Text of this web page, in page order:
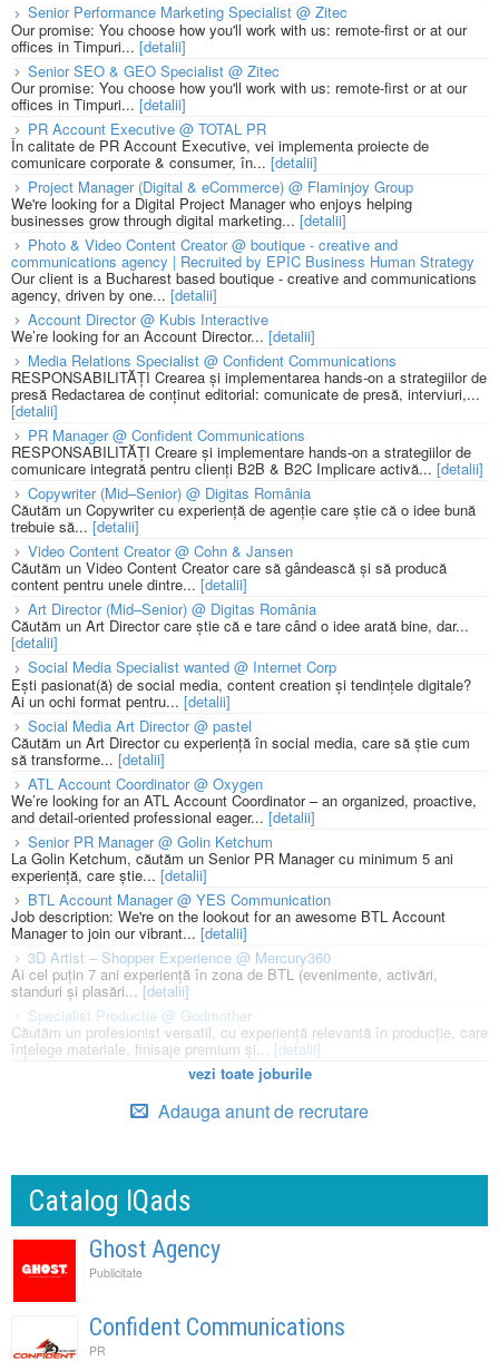
Senior Performance Marketing Specialist @ Zitec
Our promise: You choose how you'll work with us: remote-first or at our
offices in Timpuri... [detalii]
Senior SEO & GEO Specialist @ Zitec
Our promise: You choose how you'll work with us: remote-first or at our
offices in Timpuri... [detalii]
PR Account Executive @ TOTAL PR
În calitate de PR Account Executive, vei implementa proiecte de
comunicare corporate & consumer, în... [detalii]
Project Manager (Digital & eCommerce) @ Flaminjoy Group
We're looking for a Digital Project Manager who enjoys helping
businesses grow through digital marketing... [detalii]
Photo & Video Content Creator @ boutique - creative and
communications agency | Recruited by EPIC Business Human Strategy
Our client is a Bucharest based boutique - creative and communications
agency, driven by one... [detalii]
Account Director @ Kubis Interactive
We’re looking for an Account Director... [detalii]
Media Relations Specialist @ Confident Communications
RESPONSABILITĂȚI Crearea și implementarea hands-on a strategiilor de
presă Redactarea de conținut editorial: comunicate de presă, interviuri,...
[detalii]
PR Manager @ Confident Communications
RESPONSABILITĂȚI Creare și implementare hands-on a strategiilor de
comunicare integrată pentru clienți B2B & B2C Implicare activă... [detalii]
Copywriter (Mid–Senior) @ Digitas România
Căutăm un Copywriter cu experiență de agenție care știe că o idee bună
trebuie să... [detalii]
Video Content Creator @ Cohn & Jansen
Căutăm un Video Content Creator care să gândească și să producă
content pentru unele dintre... [detalii]
Art Director (Mid–Senior) @ Digitas România
Căutăm un Art Director care știe că e tare când o idee arată bine, dar...
[detalii]
Social Media Specialist wanted @ Internet Corp
Ești pasionat(ă) de social media, content creation și tendințele digitale?
Ai un ochi format pentru... [detalii]
Social Media Art Director @ pastel
Căutăm un Art Director cu experiență în social media, care să știe cum
să transforme... [detalii]
ATL Account Coordinator @ Oxygen
We’re looking for an ATL Account Coordinator – an organized, proactive,
and detail-oriented professional eager... [detalii]
Senior PR Manager @ Golin Ketchum
La Golin Ketchum, căutăm un Senior PR Manager cu minimum 5 ani
experiență, care știe... [detalii]
BTL Account Manager @ YES Communication
Job description: We're on the lookout for an awesome BTL Account
Manager to join our vibrant... [detalii]
3D Artist – Shopper Experience @ Mercury360
Ai cel puțin 7 ani experiență în zona de BTL (evenimente, activări,
standuri și plasări...[detalii]
Specialist Productie @ Godmother
Căutăm un profesionist versatil, cu experiență relevantă în producție, care
înțelege materiale, finisaje premium și... [detalii]
vezi toate joburile
Adauga anunt de recrutare
Catalog IQads
Ghost Agency
Publicitate
Confident Communications
PR